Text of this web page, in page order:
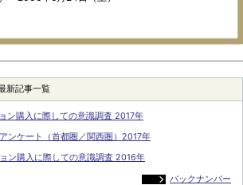
新記事一覧
ン購入に際しての意識調査 2017年
ンケート（首都圏／関西圏）2017年
ン購入に際しての意識調査 2016年
バックナンバー